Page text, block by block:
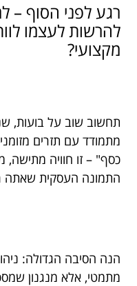
רגע לפני הסוף –
להרשות לעצמו
מקצועי?
תחשוב שוב על בועות,
מתמודד עם תזרים
כסף" – זו חוויה
התמונה העסקית שאתה
הנה הסיבה הגדולה:
מתמטי, אלא מנגנון